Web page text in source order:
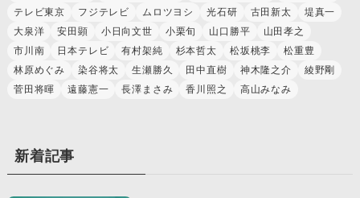
テレビ東京
フジテレビ ムロツヨシ 光石研 古田新太
堤真一
大泉洋
安田顕 小日向文世 小栗旬 山口勝平
山田孝之
市川南
日本テレビ 有村架純 杉本哲太 松坂桃李
松重豊
林原めぐみ
染谷将太 生瀬勝久 田中直樹 神木隆之介
綾野剛
菅田将暉
遠藤憲一 長澤まさみ 香川照之 高山みなみ
新着記事